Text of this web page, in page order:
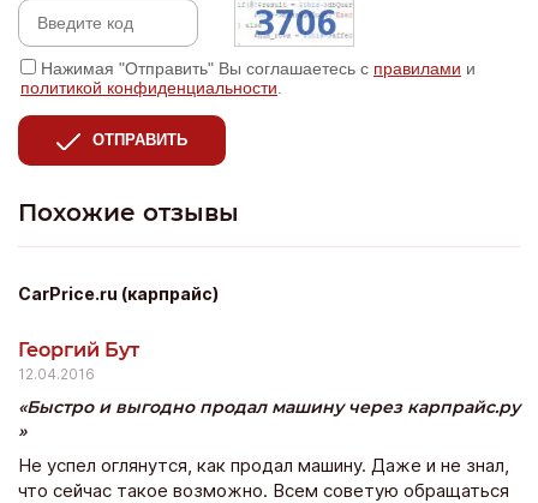
Нажимая "Отправить" Вы соглашаетесь с правилами и
политикой конфиденциальности
ОТПРАВИТЬ
Похожие отзывы
CarPrice.ru (карпрайс)
Георгий Бут
12.04.2016
Быстро и выгодно продал машину через карпрайс.ру
Не успел оглянутся, как продал машину. Даже и не знал,
что сейчас такое возможно. Всем советую обращаться